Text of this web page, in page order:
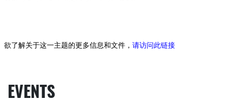
欲了解关于这一主题的更多信息和文件， 请访问此链接
EVENTS